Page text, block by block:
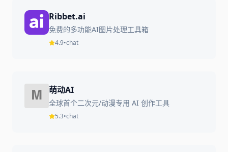
Ribbet.ai
免费的多功能AI图片处理工具箱
4.9•chat
萌动AI
全球首个二次元/动漫专用 AI 创作工具
5.3•chat